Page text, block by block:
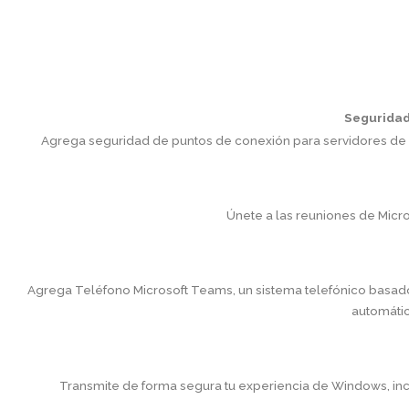
Agrega seguridad de puntos de conexión para servidores
Únete a las reuniones de
Agrega Teléfono Microsoft Teams, un sistema telefónico
Transmite de forma segura tu experiencia de Windows,